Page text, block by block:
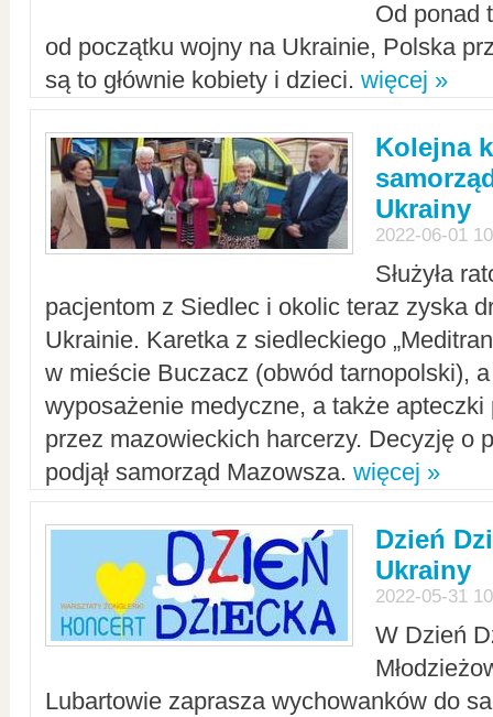
Od ponad
od początku wojny na Ukrainie, Polska
są to głównie kobiety i dzieci. więcej »
Kolejna
Ukrainy
2022-06-01
Służyła
pacjentom z Siedlec i okolic teraz zyska
Ukrainie. Karetka z siedleckiego
w mieście Buczacz (obwód tarnopolski),
wyposażenie medyczne, a także apteczki
przez mazowieckich harcerzy. Decyzję o
podjął samorząd Mazowsza. więcej »
Dzień
Ukrainy
2022-05-31
W Dzień
Lubartowie zaprasza wychowanków do